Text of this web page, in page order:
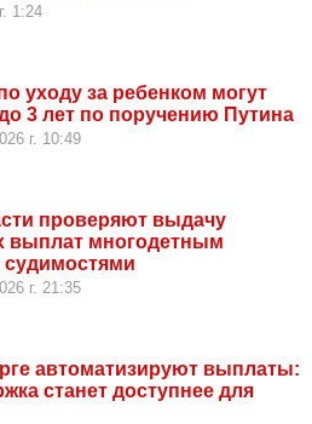
1:24
уходу за ребенком могут
3 лет по поручению Путина
г. 10:49
проверяют выдачу
многодетным
г. 21:35
автоматизируют выплаты:
станет доступнее для